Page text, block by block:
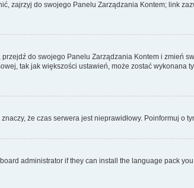
zajrzyj do swojego Panelu Zarządzania Kontem; link
do swojego Panelu Zarządzania Kontem i zmień
tak jak większości ustawień, może zostać wykonana
że czas serwera jest nieprawidłowy. Poinformuj o
administrator if they can install the language pack